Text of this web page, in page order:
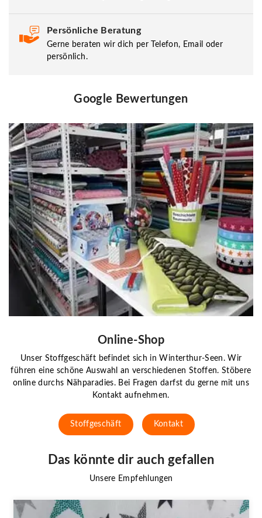
Persönliche Beratung
Gerne beraten wir dich per Telefon, Email oder
persönlich.
Google Bewertungen
Online-Shop
Unser Stoffgeschäft befindet sich in Winterthur-Seen. Wir
führen eine schöne Auswahl an verschiedenen Stoffen. Stöbere
online durchs Nähparadies. Bei Fragen darfst du gerne mit uns
Kontakt aufnehmen.
Stoffgeschäft Kontakt
Das könnte dir auch gefallen
Unsere Empfehlungen